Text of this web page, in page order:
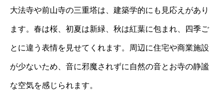
大法寺や前山寺の三重塔は、建築学的にも見応えがあり
ます。春は桜、初夏は新緑、秋は紅葉に包まれ、四季ご
とに違う表情を見せてくれます。周辺に住宅や商業施設
が少ないため、音に邪魔されずに自然の音とお寺の静謐
な空気を感じられます。